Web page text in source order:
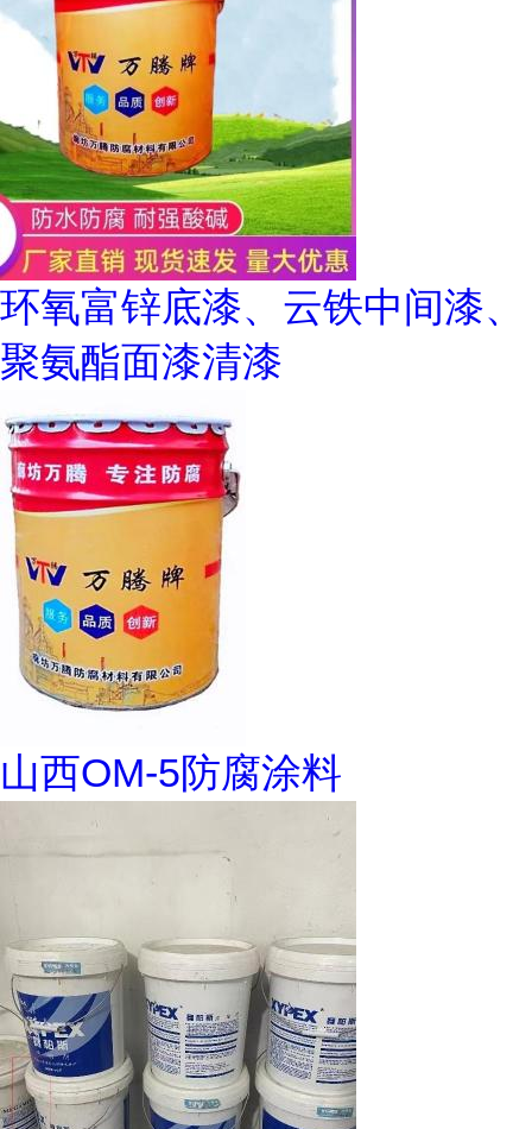
环氧富锌底漆、云铁中间漆、
聚氨酯面漆清漆
山西OM-5防腐涂料